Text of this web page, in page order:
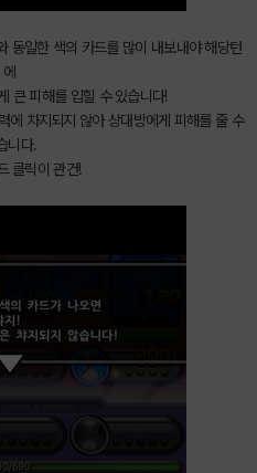
동일한 색의 카드를 많이 내보내야 해당턴
에
큰 피해를 입힐 수 있습니다!
에 차지되지 않아 상대방에게 피해를 줄 수
니다.
클릭이 관건!